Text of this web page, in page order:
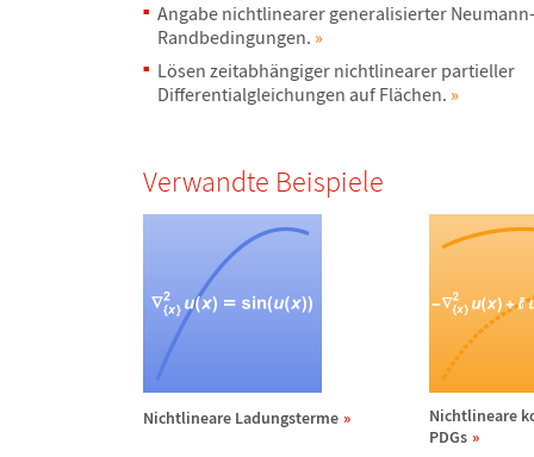
Angabe nichtlinearer generalisierter Neumann-
Randbedingungen. »
Lösen zeitabhängiger nichtlinearer partieller
Differentialgleichungen auf Flächen. »
Verwandte Beispiele
Nichtlineare Ladungsterme
Nichtlineare
PDGs